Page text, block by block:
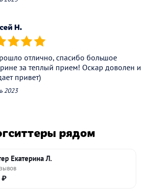
Н.
(*) (*) (*)
отлично, спасибо большое
за теплый прием! Оскар доволен и
привет)
2023
рядом
Екатерина Л.
₽